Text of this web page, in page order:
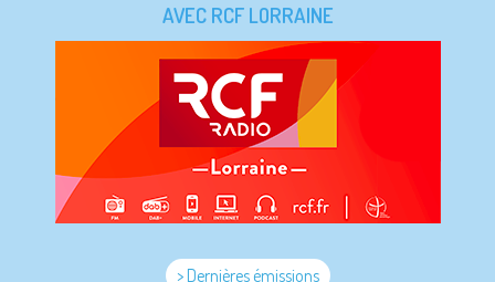
AVEC RCF LORRAINE
> Dernières émissions